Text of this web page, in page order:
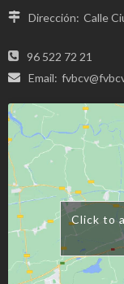
Dirección: Calle
96 522 72 21
Email:
Click to